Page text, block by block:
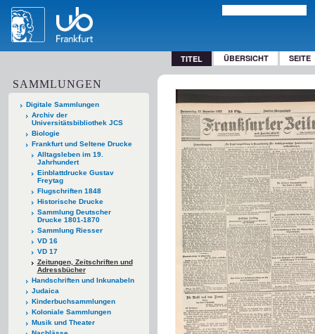
TITEL ÜBERSICHT SEITE
SAMMLUNGEN
Digitale Sammlungen
Archiv der
Universitätsbibliothek JCS
Biologie
Frankfurt und Seltene Drucke
Alltagsleben im 19.
Jahrhundert
Einblattdrucke Gustav
Freytag
Flugschriften 1848
Historische Drucke
Sammlung Deutscher
Drucke 1801-1870
Sammlung Riesser
VD 16
VD 17
Zeitungen, Zeitschriften und
Adressbücher
Handschriften und Inkunabeln
Judaica
Kinderbuchsammlungen
Koloniale Sammlungen
Musik und Theater